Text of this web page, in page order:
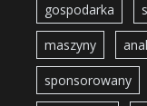
gospodarka
maszyny
sponsorowany